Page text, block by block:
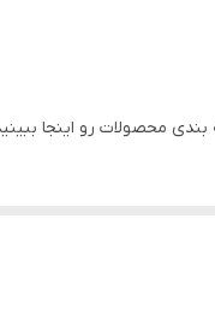
محصولات رو اینجا